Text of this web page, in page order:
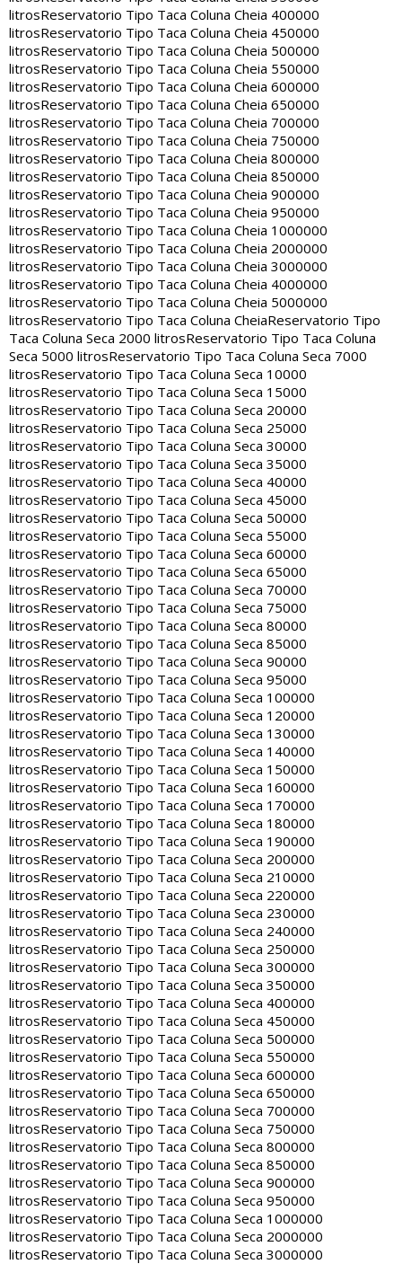
litrosReservatorio Tipo Taca Coluna Cheia 400000
litrosReservatorio Tipo Taca Coluna Cheia 450000
litrosReservatorio Tipo Taca Coluna Cheia 500000
litrosReservatorio Tipo Taca Coluna Cheia 550000
litrosReservatorio Tipo Taca Coluna Cheia 600000
litrosReservatorio Tipo Taca Coluna Cheia 650000
litrosReservatorio Tipo Taca Coluna Cheia 700000
litrosReservatorio Tipo Taca Coluna Cheia 750000
litrosReservatorio Tipo Taca Coluna Cheia 800000
litrosReservatorio Tipo Taca Coluna Cheia 850000
litrosReservatorio Tipo Taca Coluna Cheia 900000
litrosReservatorio Tipo Taca Coluna Cheia 950000
litrosReservatorio Tipo Taca Coluna Cheia 1000000
litrosReservatorio Tipo Taca Coluna Cheia 2000000
litrosReservatorio Tipo Taca Coluna Cheia 3000000
litrosReservatorio Tipo Taca Coluna Cheia 4000000
litrosReservatorio Tipo Taca Coluna Cheia 5000000
litrosReservatorio Tipo Taca Coluna CheiaReservatorio Tipo
Taca Coluna Seca 2000 litrosReservatorio Tipo Taca Coluna
Seca 5000 litrosReservatorio Tipo Taca Coluna Seca 7000
litrosReservatorio Tipo Taca Coluna Seca 10000
litrosReservatorio Tipo Taca Coluna Seca 15000
litrosReservatorio Tipo Taca Coluna Seca 20000
litrosReservatorio Tipo Taca Coluna Seca 25000
litrosReservatorio Tipo Taca Coluna Seca 30000
litrosReservatorio Tipo Taca Coluna Seca 35000
litrosReservatorio Tipo Taca Coluna Seca 40000
litrosReservatorio Tipo Taca Coluna Seca 45000
litrosReservatorio Tipo Taca Coluna Seca 50000
litrosReservatorio Tipo Taca Coluna Seca 55000
litrosReservatorio Tipo Taca Coluna Seca 60000
litrosReservatorio Tipo Taca Coluna Seca 65000
litrosReservatorio Tipo Taca Coluna Seca 70000
litrosReservatorio Tipo Taca Coluna Seca 75000
litrosReservatorio Tipo Taca Coluna Seca 80000
litrosReservatorio Tipo Taca Coluna Seca 85000
litrosReservatorio Tipo Taca Coluna Seca 90000
litrosReservatorio Tipo Taca Coluna Seca 95000
litrosReservatorio Tipo Taca Coluna Seca 100000
litrosReservatorio Tipo Taca Coluna Seca 120000
litrosReservatorio Tipo Taca Coluna Seca 130000
litrosReservatorio Tipo Taca Coluna Seca 140000
litrosReservatorio Tipo Taca Coluna Seca 150000
litrosReservatorio Tipo Taca Coluna Seca 160000
litrosReservatorio Tipo Taca Coluna Seca 170000
litrosReservatorio Tipo Taca Coluna Seca 180000
litrosReservatorio Tipo Taca Coluna Seca 190000
litrosReservatorio Tipo Taca Coluna Seca 200000
litrosReservatorio Tipo Taca Coluna Seca 210000
litrosReservatorio Tipo Taca Coluna Seca 220000
litrosReservatorio Tipo Taca Coluna Seca 230000
litrosReservatorio Tipo Taca Coluna Seca 240000
litrosReservatorio Tipo Taca Coluna Seca 250000
litrosReservatorio Tipo Taca Coluna Seca 300000
litrosReservatorio Tipo Taca Coluna Seca 350000
litrosReservatorio Tipo Taca Coluna Seca 400000
litrosReservatorio Tipo Taca Coluna Seca 450000
litrosReservatorio Tipo Taca Coluna Seca 500000
litrosReservatorio Tipo Taca Coluna Seca 550000
litrosReservatorio Tipo Taca Coluna Seca 600000
litrosReservatorio Tipo Taca Coluna Seca 650000
litrosReservatorio Tipo Taca Coluna Seca 700000
litrosReservatorio Tipo Taca Coluna Seca 750000
litrosReservatorio Tipo Taca Coluna Seca 800000
litrosReservatorio Tipo Taca Coluna Seca 850000
litrosReservatorio Tipo Taca Coluna Seca 900000
litrosReservatorio Tipo Taca Coluna Seca 950000
litrosReservatorio Tipo Taca Coluna Seca 1000000
litrosReservatorio Tipo Taca Coluna Seca 2000000
litrosReservatorio Tipo Taca Coluna Seca 3000000